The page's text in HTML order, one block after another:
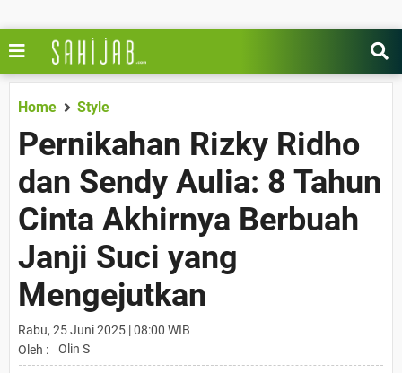
Home Style
Pernikahan Rizky Ridho
dan Sendy Aulia: 8 Tahun
Cinta Akhirnya Berbuah
Janji Suci yang
Mengejutkan
Rabu, 25 Juni 2025 | 08:00 WIB
Oleh :
Olin S